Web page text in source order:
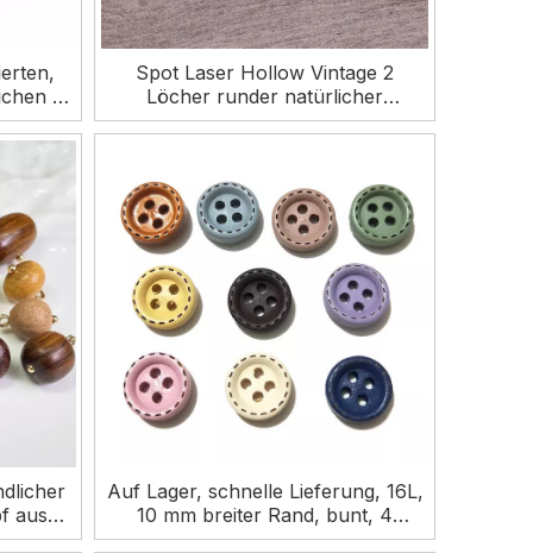
2-
Spot Laser Hollow Vintage 2
Löcher runder natürlicher
Holzknopf für Kleidung
aus
Auf Lager, schnelle Lieferung, 16L,
10 mm breiter Rand, bunt, 4
Löcher, Baby-Holzknopf für